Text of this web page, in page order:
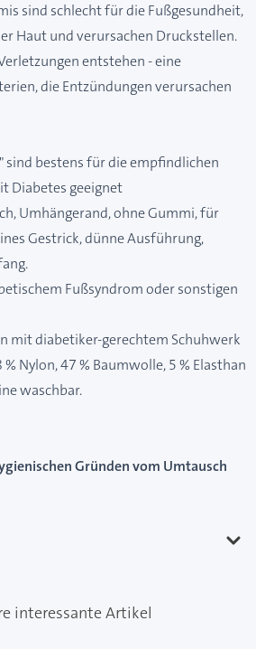
sind schlecht für die Fußgesundheit,
Haut und verursachen Druckstellen.
entstehen - eine
die Entzündungen verursachen
sind bestens für die empfindlichen
Diabetes geeignet
Umhängerand, ohne Gummi, für
Gestrick, dünne Ausführung,
Fußsyndrom oder sonstigen
mit diabetiker-gerechtem Schuhwerk
Nylon, 47 % Baumwolle, 5 % Elasthan
waschbar.
Gründen vom Umtausch
interessante Artikel